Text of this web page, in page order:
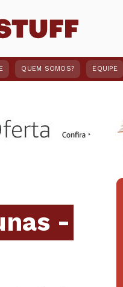
QUEM SOMOS? EQUIPE
-